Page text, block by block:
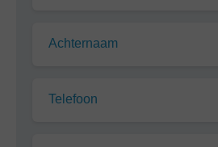
Achternaam
Telefoon